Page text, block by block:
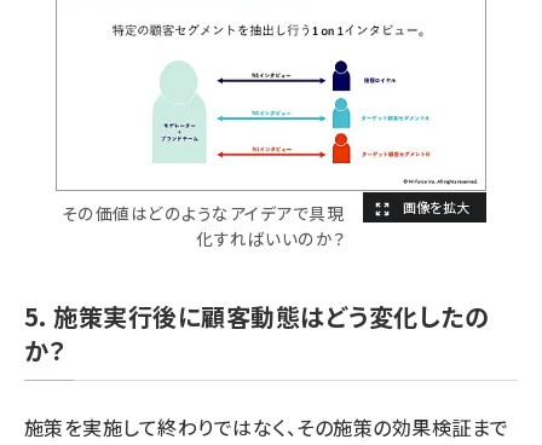
その価値はどのようなアイデアで具現
化すればいいのか？
5. 施策実行後に顧客動態はどう変化したの
か？
施策を実施して終わりではなく、その施策の効果検証まで